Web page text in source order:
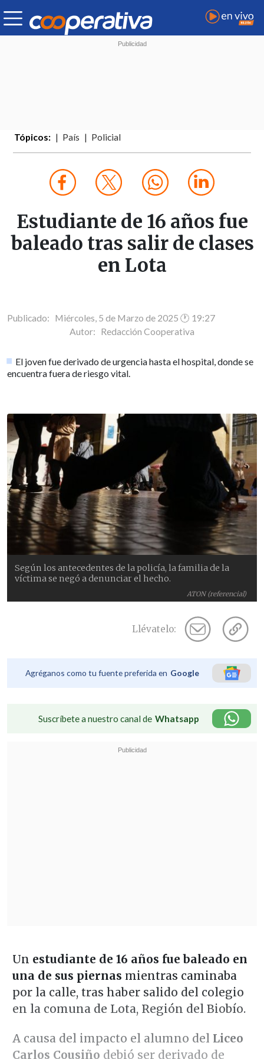
Tópicos: País Policial
Estudiante de 16 años fue
baleado tras salir de clases
en Lota
Publicado: Miércoles, 5 de Marzo de 2025 🕐 19:27
Autor: Redacción Cooperativa
El joven fue derivado de urgencia hasta el hospital, donde se
encuentra fuera de riesgo vital.
ATON (referencial)
Según los antecedentes de la policía, la familia de la
víctima se negó a denunciar el hecho.
Llévatelo:
Agréganos como tu fuente preferida en Google
Suscríbete a nuestro canal de Whatsapp
Un estudiante de 16 años fue baleado en
una de sus piernas mientras caminaba
por la calle, tras haber salido del colegio
en la comuna de Lota, Región del Biobío.
A causa del impacto el alumno del Liceo
Carlos Cousiño debió ser derivado de